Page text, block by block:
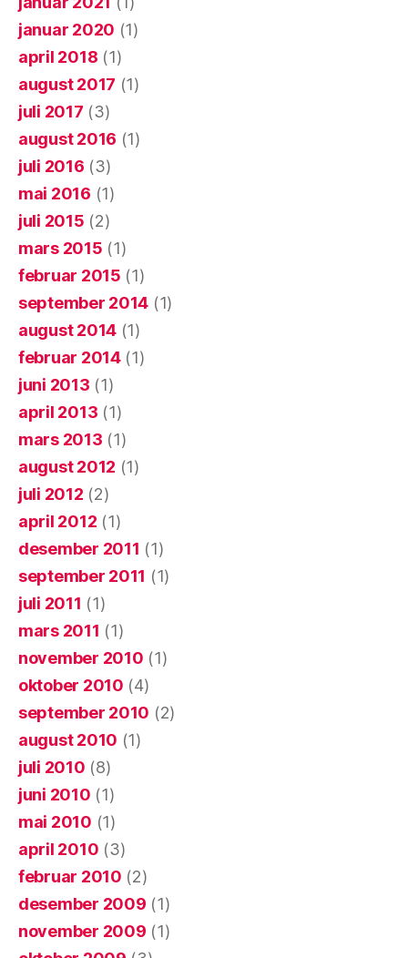
januar 2020 (1)
april 2018 (1)
august 2017 (1)
juli 2017 (3)
august 2016 (1)
juli 2016 (3)
mai 2016 (1)
juli 2015 (2)
mars 2015 (1)
februar 2015 (1)
september 2014 (1)
august 2014 (1)
februar 2014(1)
juni 2013 (1)
april 2013 (1)
mars 2013 (1)
august 2012 (1)
juli 2012 (2)
april 2012 (1)
desember 2011 (1)
september 2011 (1)
juli 2011 (1)
mars 2011 (1)
november 2010 (1)
oktober 2010 (4)
september 2010 (2)
august 2010 (1)
juli 2010 (8)
juni 2010 (1)
mai 2010 (1)
april 2010 (3)
februar 2010 (2)
desember 2009 (1)
november 2009 (1)